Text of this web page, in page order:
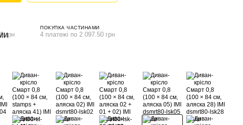
грн
ПОКУПКА ЧАСТИНАМИ
4 платежі по 2 097.50 грн